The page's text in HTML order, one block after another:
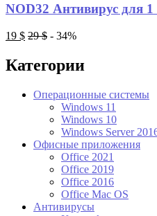
NOD32 Антивирус для
19 $ 29$ - 34%
Категории
Операционные системы
Windows 11
Windows 10
Windows Server
Офисные приложения
Office 2021
Office 2019
Office 2016
Office Mac OS
Антивирусы